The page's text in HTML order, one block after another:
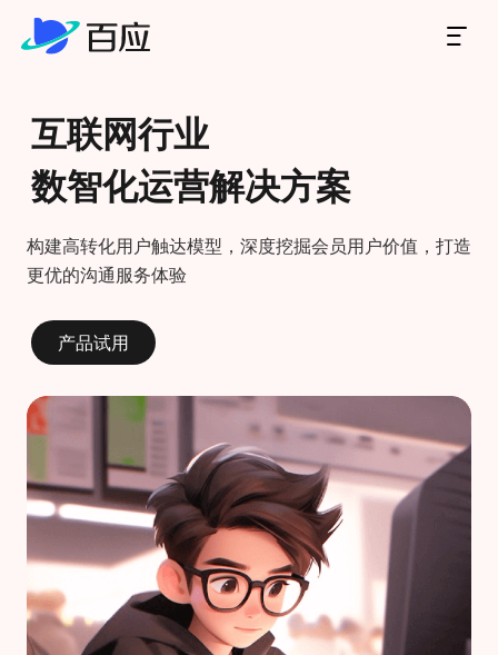
产品
解决方案
技术创新
关于百应
互联网行业
数智化运营解决方案
构建高转化用户触达模型，深度挖掘会员用户价值，打造
更优的沟通服务体验
产品试用